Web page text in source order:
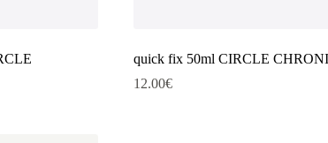
quick fix 50ml CIRCLE
12.00€